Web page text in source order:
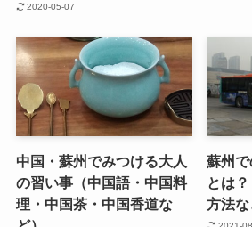
2020-05-07
中国・蘇州でみつける大人
の習い事（中国語・中国料
理・中国茶・中国香道な
蘇州
とは
方法な